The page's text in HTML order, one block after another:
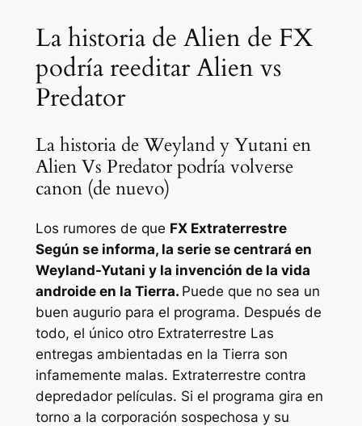
La historia de Alien de FX
podría reeditar Alien vs
Predator
La historia de Weyland y Yutani en
Alien Vs Predator podría volverse
canon (de nuevo)
Los rumores de que FX Extraterrestre
Según se informa, la serie se centrará en
Weyland-Yutani y la invención de la vida
androide en la Tierra. Puede que no sea un
buen augurio para el programa. Después de
todo, el único otro Extraterrestre Las
entregas ambientadas en la Tierra son
infamemente malas. Extraterrestre contra
depredador películas. Si el programa gira en
torno a la corporación sospechosa y su